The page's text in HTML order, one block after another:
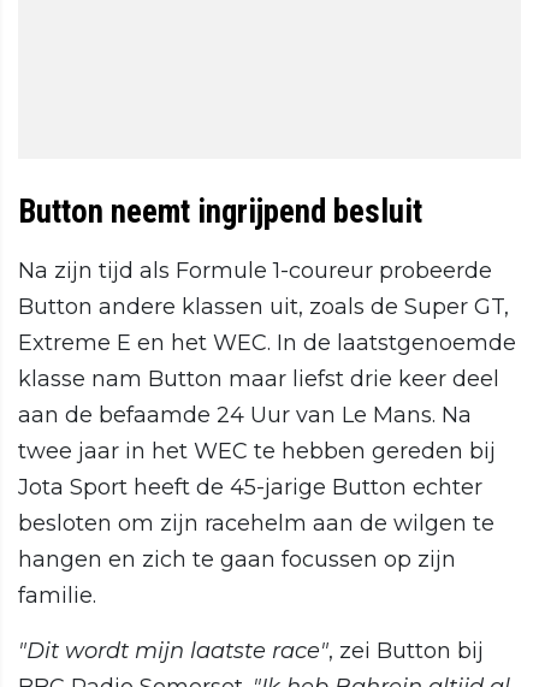
Button neemt ingrijpend besluit
Na zijn tijd als Formule 1-coureur probeerde
Button andere klassen uit, zoals de Super GT,
Extreme E en het WEC. In de laatstgenoemde
klasse nam Button maar liefst drie keer deel
aan de befaamde 24 Uur van Le Mans. Na
twee jaar in het WEC te hebben gereden bij
Jota Sport heeft de 45-jarige Button echter
besloten om zijn racehelm aan de wilgen te
hangen en zich te gaan focussen op zijn
familie.
"Dit wordt mijn laatste race", zei Button bij